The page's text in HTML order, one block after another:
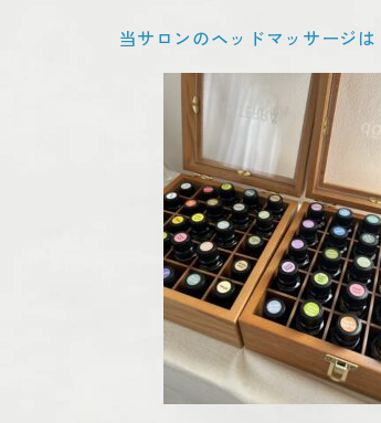
当サロンのヘッドマッサージ